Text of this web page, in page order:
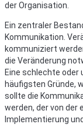
der Organisation.
Ein zentraler
Kommunikation.
kommuniziert
die Veränderung
Eine schlechte oder
häufigsten Gründe,
sollte die
werden, der von der
Implementierung